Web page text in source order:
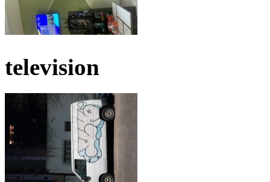
television